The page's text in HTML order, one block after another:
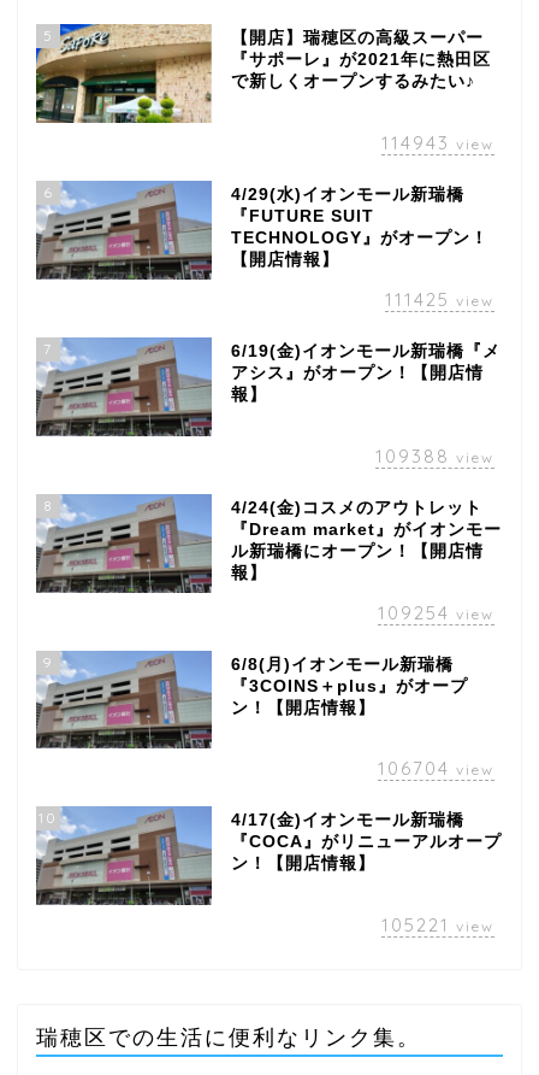
5
【開店】瑞穂区の高級スーパー
『サポーレ』が2021年に熱田区
で新しくオープンするみたい♪
114943 view
6
4/29(水)イオンモール新瑞橋
『FUTURE SUIT
TECHNOLOGY』がオープン！
【開店情報】
111425 view
7
6/19(金)イオンモール新瑞橋『メ
アシス』がオープン！【開店情
報】
109388 view
8
4/24(金)コスメのアウトレット
『Dream market』がイオンモー
ル新瑞橋にオープン！【開店情
報】
109254 view
9
6/8(月)イオンモール新瑞橋
『3COINS＋plus』がオープ
ン！【開店情報】
106704 view
10
4/17(金)イオンモール新瑞橋
『COCA』がリニューアルオープ
ン！【開店情報】
105221 view
瑞穂区での生活に便利なリンク集。